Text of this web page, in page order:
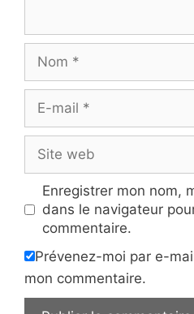
mail
web
Enregistrer mon nom,
dans le navigateur
commentaire.
Prévenez-moi par e-
mon commentaire.